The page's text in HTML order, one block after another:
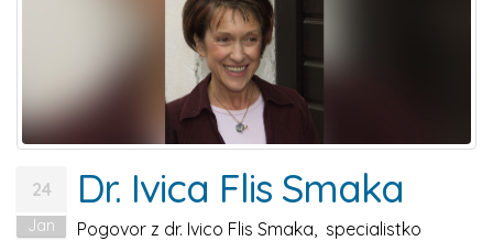
24
Jan
Dr. Ivica Flis Smaka
Pogovor z dr. Ivico Flis Smaka, specialistko